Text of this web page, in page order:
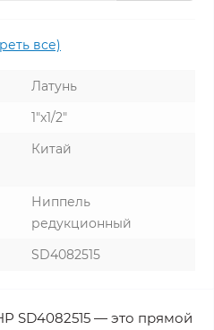
все)
Латунь
1"x1/2"
Китай
Ниппель
редукционный
SD4082515
SD4082515 — это прямой